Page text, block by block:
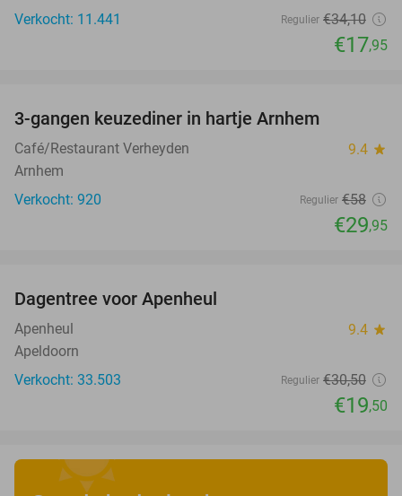
Verkocht: 11.441
Regulier €34,10
€17,95
3-gangen keuzediner in hartje Arnhem
Café/Restaurant Verheyden 9.4 star
Arnhem
Verkocht: 920
Regulier €58
€29,95
Dagentree voor Apenheul
Apenheul 9.4 star
Apeldoorn
Verkocht: 33.503
Regulier €30,50
€19,50